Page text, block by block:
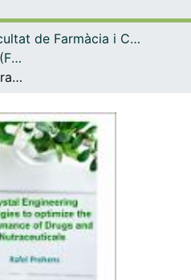
Navega per tot el DDFacultat de Farmàcia i Ciències de l'Alimentació
Seminaris de Recerca (Facultat de Farmàcia i Ciències de l'Alimentació)
Crystal Engineering Strategies to optimize the performance of Drugs and Nutraceuticals (Seminaris de Recerca 2026)